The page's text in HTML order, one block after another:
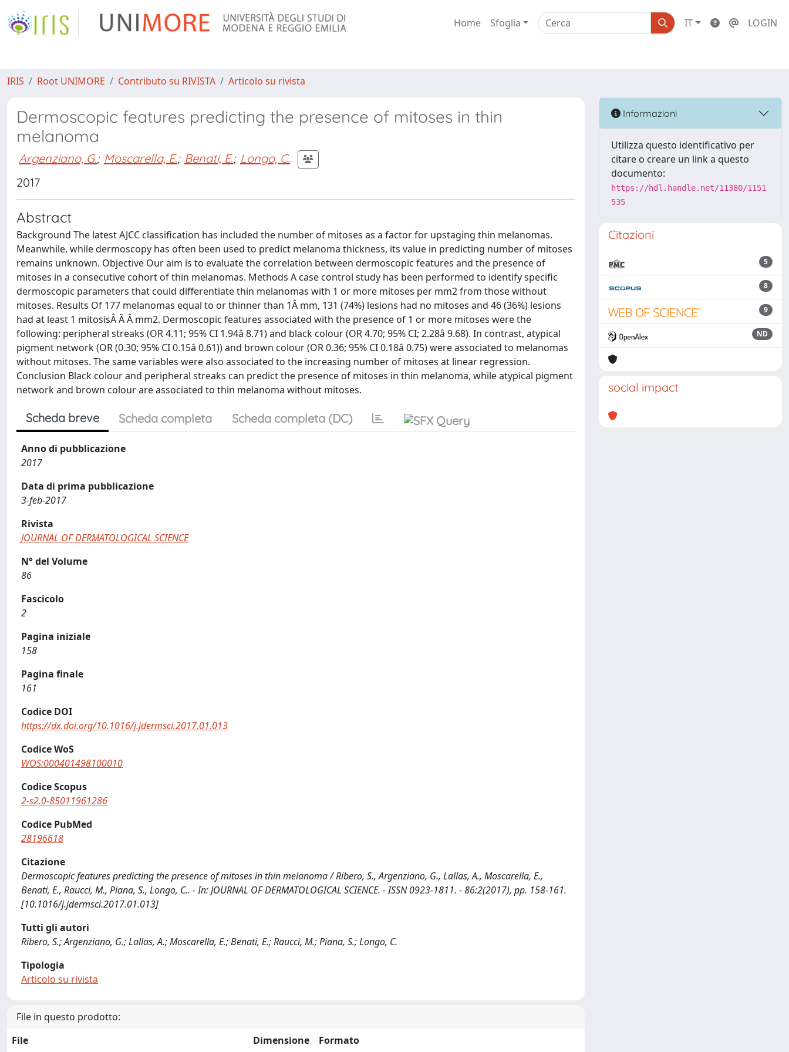
Home Sfoglia IT LOGIN
IRIS Root UNIMORE Contributo su RIVISTA Articolo su rivista
Dermoscopic features predicting the presence of mitoses in thin
melanoma
Argenziano, G.; Moscarella, E.; Benati, E.; Longo, C.
2017
Abstract
Background The latest AJCC classification has included the number of mitoses as a factor for upstaging thin melanomas.
Meanwhile, while dermoscopy has often been used to predict melanoma thickness, its value in predicting number of mitoses
remains unknown. Objective Our aim is to evaluate the correlation between dermoscopic features and the presence of
mitoses in a consecutive cohort of thin melanomas. Methods A case control study has been performed to identify specific
dermoscopic parameters that could differentiate thin melanomas with 1 or more mitoses per mm2 from those without
mitoses. Results Of 177 melanomas equal to or thinner than 1Â mm, 131 (74%) lesions had no mitoses and 46 (36%) lesions
had at least 1 mitosisÂ Ã Â mm2. Dermoscopic features associated with the presence of 1 or more mitoses were the
following: peripheral streaks (OR 4.11; 95% CI 1.94â 8.71) and black colour (OR 4.70; 95% CI; 2.28â 9.68). In contrast, atypical
pigment network (OR (0.30; 95% CI 0.15â 0.61)) and brown colour (OR 0.36; 95% CI 0.18â 0.75) were associated to melanomas
without mitoses. The same variables were also associated to the increasing number of mitoses at linear regression.
Conclusion Black colour and peripheral streaks can predict the presence of mitoses in thin melanoma, while atypical pigment
network and brown colour are associated to thin melanoma without mitoses.
Scheda breve Scheda completa Scheda completa (DC)
Anno di pubblicazione
2017
Data di prima pubblicazione
3-feb-2017
Rivista
JOURNAL OF DERMATOLOGICAL SCIENCE
N° del Volume
86
Fascicolo
2
Pagina iniziale
158
Pagina finale
161
Codice DOI
https://dx.doi.org/10.1016/j.jdermsci.2017.01.013
Codice WoS
WOS:000401498100010
Codice Scopus
2-s2.0-85011961286
Codice PubMed
28196618
Citazione
Dermoscopic features predicting the presence of mitoses in thin melanoma / Ribero, S., Argenziano, G., Lallas, A., Moscarella, E.,
Benati, E., Raucci, M., Piana, S., Longo, C.. - In: JOURNAL OF DERMATOLOGICAL SCIENCE. - ISSN 0923-1811. - 86:2(2017), pp. 158-161.
[10.1016/j.jdermsci.2017.01.013]
Tutti gli autori
Ribero, S.; Argenziano, G.; Lallas, A.; Moscarella, E.; Benati, E.; Raucci, M.; Piana, S.; Longo, C.
Tipologia
Articolo su rivista
File in questo prodotto:
File
Dimensione Formato
Informazioni
Utilizza questo identificativo per
citare o creare un link a questo
documento:
https://hdl.handle.net/11380/1151
535
Citazioni
5
8
9
ND
social impact